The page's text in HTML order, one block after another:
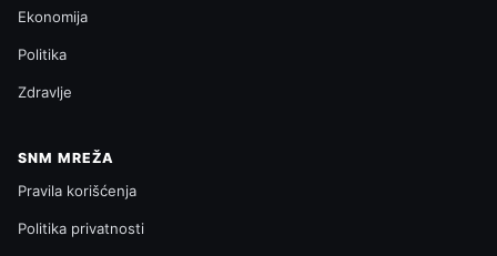
Ekonomija
Politika
Zdravlje
SNM MREŽA
Pravila korišćenja
Politika privatnosti